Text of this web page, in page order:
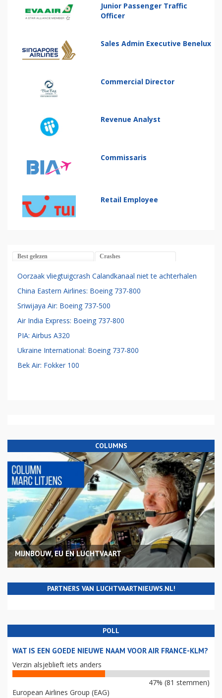
Junior Passenger Traffic
Officer
Sales Admin Executive Benelux
Commercial Director
Revenue Analyst
Commissaris
Retail Employee
Best gelezen Crashes
Oorzaak vliegtuigcrash Calandkanaal niet te achterhalen
China Eastern Airlines: Boeing 737-800
Sriwijaya Air: Boeing 737-500
Air India Express: Boeing 737-800
PIA: Airbus A320
Ukraine International: Boeing 737-800
Bek Air: Fokker 100
COLUMNS
MIJNBOUW, EU EN LUCHTVAART
PARTNERS VAN LUCHTVAARTNIEUWS.NL!
POLL
WAT IS EEN GOEDE NIEUWE NAAM VOOR AIR FRANCE-KLM?
Verzin alsjeblieft iets anders
47% (81 stemmen)
European Airlines Group (EAG)